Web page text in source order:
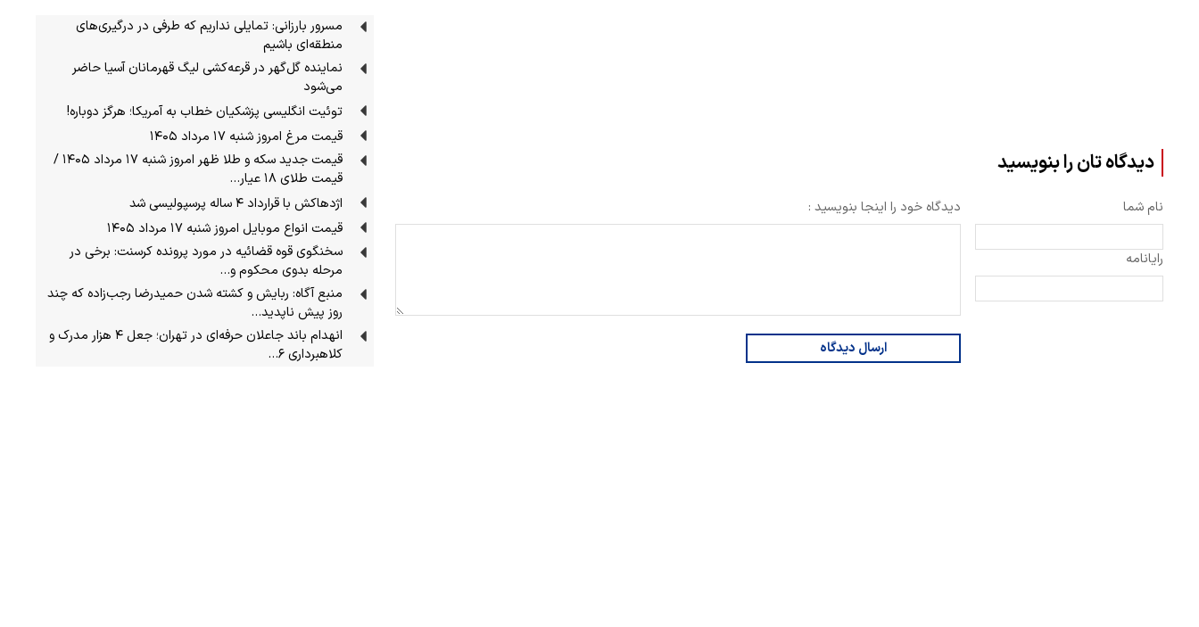
دیدگاه تان را بنویسید
نام شما
رایانامه
دیدگاه خود را اینجا بنویسید :
ارسال دیدگاه
مسرور بارزانی: تمایلی نداریم که طرفی در درگیری‌های
منطقه‌ای باشیم
نماینده گل‌گهر در قرعه‌کشی لیگ قهرمانان آسیا حاضر
می‌شود
توئیت انگلیسی پزشکیان خطاب به آمریکا؛ هرگز دوباره!
قیمت مرغ امروز شنبه ۱۷ مرداد ۱۴۰۵
قیمت جدید سکه و طلا ظهر امروز شنبه ۱۷ مرداد ۱۴۰۵ /
قیمت طلای ۱۸ عیار…
اژدهاکش با قرارداد ۴ ساله پرسپولیسی شد
قیمت انواع موبایل امروز شنبه ۱۷ مرداد ۱۴۰۵
سخنگوی قوه قضائیه در مورد پرونده کرسنت: برخی در
مرحله بدوی محکوم و…
منبع آگاه: ربایش و کشته شدن حمیدرضا رجب‌زاده که چند
روز پیش ناپدید…
انهدام باند جاعلان حرفه‌ای در تهران؛ جعل ۴ هزار مدرک و
کلاهبرداری ۶…